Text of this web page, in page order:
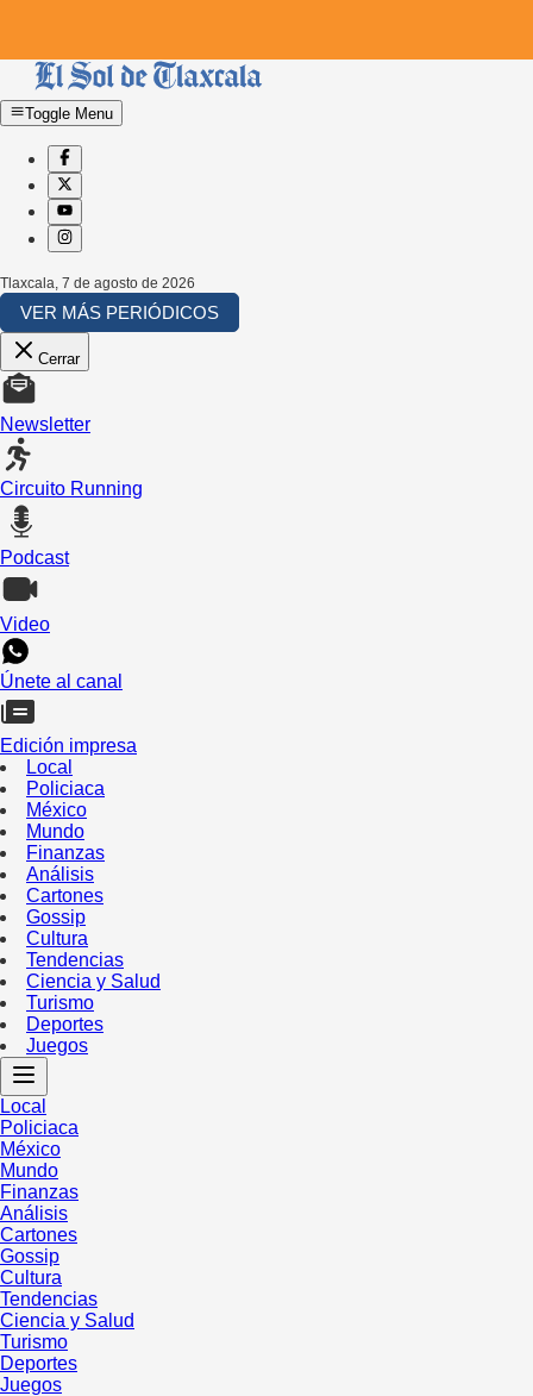
Toggle Menu
Tlaxcala 7 de agosto de 2026
VER MÁS PERIÓDICOS
Cerrar
Newsletter
Circuito Running
Podcast
Video
Únete al canal
Edición impresa
Local
Policiaca
México
Mundo
Finanzas
Análisis
Cartones
Gossip
Cultura
Tendencias
Ciencia y Salud
Turismo
Deportes
Juegos
Local
Policiaca
México
Mundo
Finanzas
Análisis
Cartones
Gossip
Cultura
Tendencias
Ciencia y Salud
Turismo
Deportes
Juegos